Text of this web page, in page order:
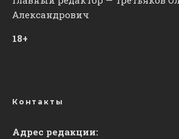
Александрович
18+
Контакты
Адрес редакции: